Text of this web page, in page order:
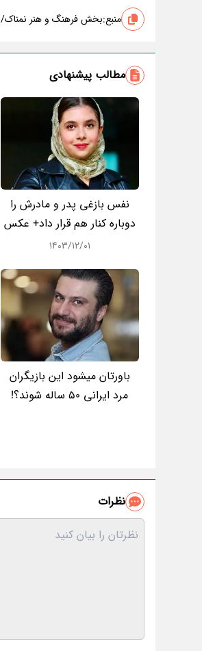
منبع:بخش فرهنگ و هنر
مطالب پیشنهادی
نفس بازغی پدر و مادرش را
دوباره کنار هم قرار داد+ عکس
۱۴۰۳/۱۲/۰۱
باورتان میشود این بازیگران
مرد ایرانی 50 ساله شوند؟!
نظرات